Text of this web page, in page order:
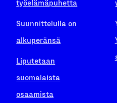
työelämäpuhetta
Suunnittelulla on
alkuperänsä
Liputetaan
suomalaista
osaamista